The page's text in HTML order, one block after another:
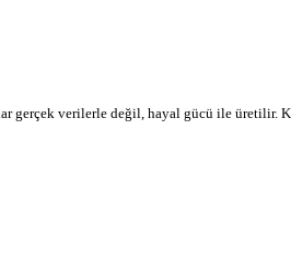
verilerle değil, hayal gücü ile üretilir.